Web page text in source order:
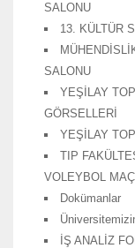
SALONU
13. KÜLTÜR
SALONU
YEŞİLAY
GÖRSELLERİ
YEŞİLAY
TIP
VOLEYBOL
Dokümanlar
İŞ ANALİZ